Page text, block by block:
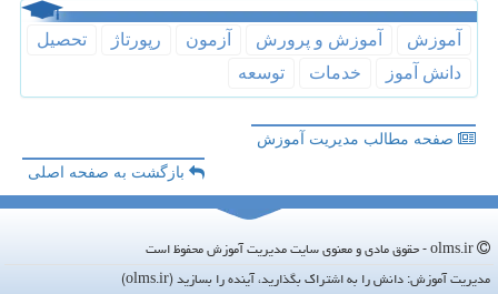
آموزش آموزش و پرورش آزمون رپورتاژ
تحصیل
دانش آموز
خدمات توسعه
صفحه مطالب مدیریت آموزش
بازگشت به صفحه اصلی
مدیریت آموزش: دانش را به اشتراک بگذارید، آینده را بسازید (olms.ir)